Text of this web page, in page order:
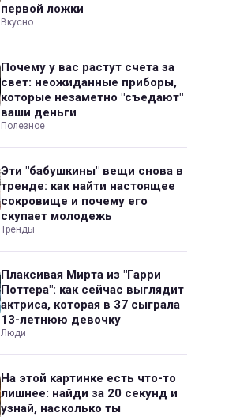
первой ложки
Вкусно
Почему у вас растут счета за
свет: неожиданные приборы,
которые незаметно "съедают"
ваши деньги
Полезное
Эти "бабушкины" вещи снова в
тренде: как найти настоящее
сокровище и почему его
скупает молодежь
Тренды
Плаксивая Мирта из "Гарри
Поттера": как сейчас выглядит
актриса, которая в 37 сыграла
13-летнюю девочку
Люди
На этой картинке есть что-то
лишнее: найди за 20 секунд и
узнай, насколько ты